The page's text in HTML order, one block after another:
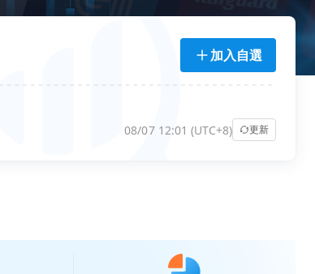
加入自選
08/07 12:01 (UTC+8) 更新